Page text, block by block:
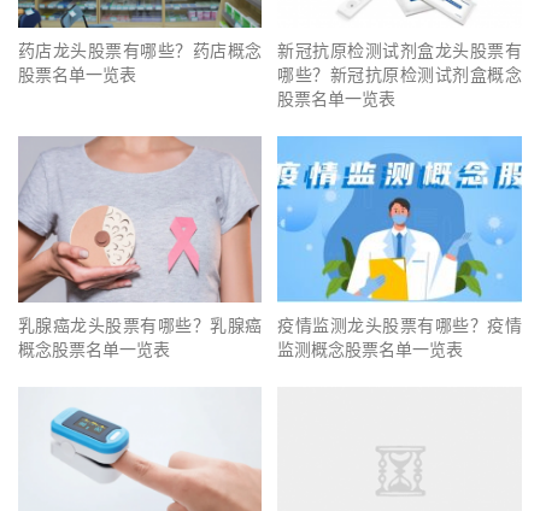
药店龙头股票有哪些？药店概念
股票名单一览表
新冠抗原检测试剂盒龙头股票有
哪些？新冠抗原检测试剂盒概念
股票名单一览表
乳腺癌龙头股票有哪些？乳腺癌
概念股票名单一览表
疫情监测龙头股票有哪些？疫情
监测概念股票名单一览表